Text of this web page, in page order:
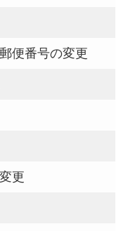
便番号の変更
更